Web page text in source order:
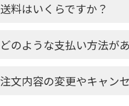
送料はいくらですか？
どのような支払い方法が
注文内容の変更やキャン